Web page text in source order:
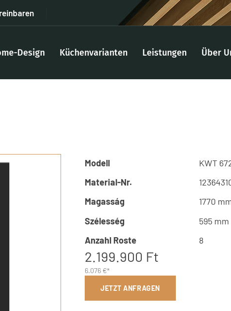
Design Küchenvarianten Leistungen Über
Modell
KWT
Material-Nr.
Magasság
1770
Szélesség
595 mm
Anzahl Roste
8
2.199.900 Ft
6.076 €*
JETZT ANFRAGEN